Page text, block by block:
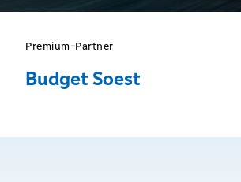
Premium-Partner
Budget Soest